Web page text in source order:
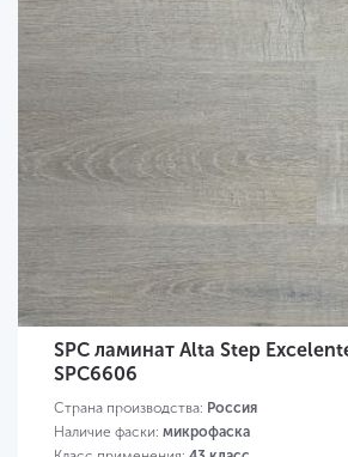
SPC ламинат Alta Step
SPC6606
Страна производства: Россия
Наличие фаски: микрофаска